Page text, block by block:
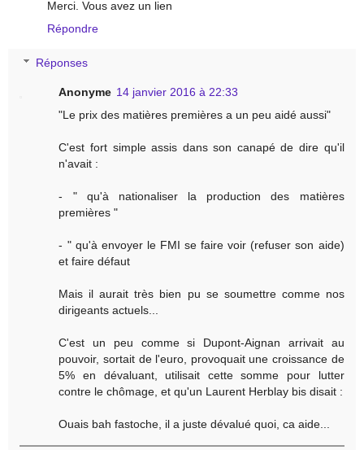
Merci. Vous avez un lien
Répondre
Réponses
Anonyme 14 janvier 2016 à 22:33
"Le prix des matières premières a un peu aidé aussi"
C'est fort simple assis dans son canapé de dire qu'il
n'avait :
- " qu'à nationaliser la production des matières
premières "
- " qu'à envoyer le FMI se faire voir (refuser son aide)
et faire défaut
Mais il aurait très bien pu se soumettre comme nos
dirigeants actuels...
C'est un peu comme si Dupont-Aignan arrivait au
pouvoir, sortait de l'euro, provoquait une croissance de
5% en dévaluant, utilisait cette somme pour lutter
contre le chômage, et qu'un Laurent Herblay bis disait :
Ouais bah fastoche, il a juste dévalué quoi, ca aide...